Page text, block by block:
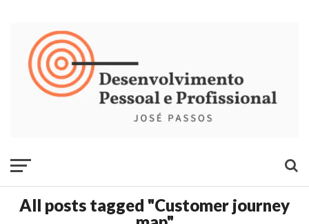
All posts tagged "Customer journey